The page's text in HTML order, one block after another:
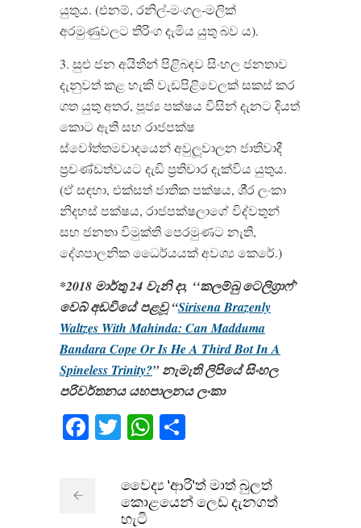
යුතුය. (එනම්, රනිල්-මංගල-මලික්
අරමුණුවලට තිරිංග දැමිය යුතු බව ය).
3. සුළු ජන අයිතීන් පිළිබඳව සිංහල ජනතාව
දැනුවත් කළ හැකි වැඩපිළිවෙලක් සකස් කර
ගත යුතු අතර, පූජ්‍ය පක්ෂය විසින් දැනට දියත්
කොට ඇති සහ රාජපක්ෂ
ස්වෝත්තමවාදයෙන් අවුලූවාලන ජාතිවාදී
ප‍්‍රචණ්ඩත්වයට දැඩි ප‍්‍රතිචාර දැක්විය යුතුය.
(ඒ සඳහා, එක්සත් ජාතික පක්ෂය, ශී‍්‍ර ලංකා
නිදහස් පක්ෂය, රාජපක්ෂලාගේ විද්වතුන්
සහ ජනතා විමුක්ති පෙරමුණට නැති,
දේශපාලනික ධෛර්යයක් අවශ්‍ය කෙරේ.)
*2018 මාර්තු 24 වැනි දා, ‘‘කලම්බු ටෙලිග්‍රාෆ්’
වෙබ් අඩවියේ පළවූ “Sirisena Brazenly
Waltzes With Mahinda: Can Madduma
Bandara Cope Or Is He A Third Bot In A
Spineless Trinity?” නැමැති ලිපියේ සිංහල
පරිවර්තනයයහපාලනය ලංකා
Facebook
TwitterWhatsApp
වෛද්‍ය 'ආරි'ත් මාත් බුලත්
කොළයෙන් ලෙඩ දැනගත්
හැටි